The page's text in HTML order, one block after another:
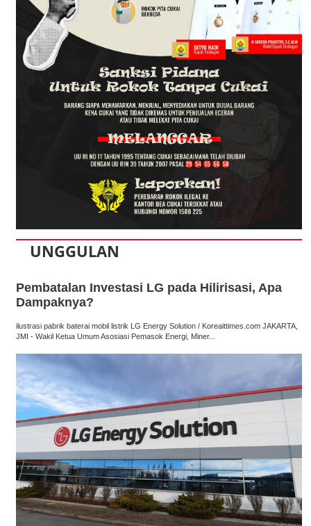
UNGGULAN
Pembatalan Investasi LG pada Hilirisasi, Apa
Dampaknya?
ilustrasi pabrik baterai mobil listrik LG Energy Solution / Koreaittimes.com JAKARTA,
JMI - Wakil Ketua Umum Asosiasi Pemasok Energi, Miner...